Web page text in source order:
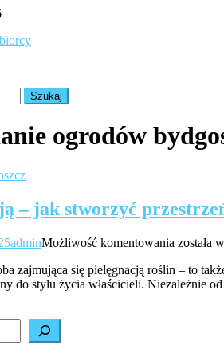
ogrodów
– jak stworzyć
adminMożliwość komentowania
pasją
–
została
zajmująca się pielęgnacją roślin – to
do stylu życia właścicieli. Niezależnie